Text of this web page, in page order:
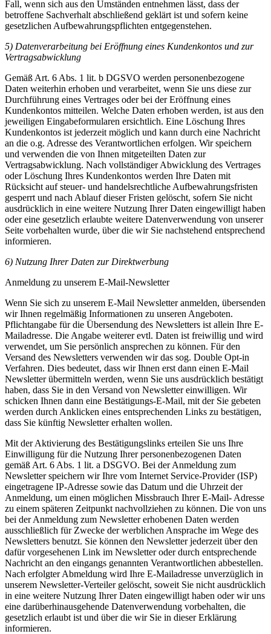
Fall, wenn sich aus den Umständen entnehmen lässt, dass der
betroffene Sachverhalt abschließend geklärt ist und sofern keine
gesetzlichen Aufbewahrungspflichten entgegenstehen.
5) Datenverarbeitung bei Eröffnung eines Kundenkontos und zur
Vertragsabwicklung
Gemäß Art. 6 Abs. 1 lit. b DGSVO werden personenbezogene
Daten weiterhin erhoben und verarbeitet, wenn Sie uns diese zur
Durchführung eines Vertrages oder bei der Eröffnung eines
Kundenkontos mitteilen. Welche Daten erhoben werden, ist aus den
jeweiligen Eingabeformularen ersichtlich. Eine Löschung Ihres
Kundenkontos ist jederzeit möglich und kann durch eine Nachricht
an die o.g. Adresse des Verantwortlichen erfolgen. Wir speichern
und verwenden die von Ihnen mitgeteilten Daten zur
Vertragsabwicklung. Nach vollständiger Abwicklung des Vertrages
oder Löschung Ihres Kundenkontos werden Ihre Daten mit
Rücksicht auf steuer- und handelsrechtliche Aufbewahrungsfristen
gesperrt und nach Ablauf dieser Fristen gelöscht, sofern Sie nicht
ausdrücklich in eine weitere Nutzung Ihrer Daten eingewilligt haben
oder eine gesetzlich erlaubte weitere Datenverwendung von unserer
Seite vorbehalten wurde, über die wir Sie nachstehend entsprechend
informieren.
6) Nutzung Ihrer Daten zur Direktwerbung
Anmeldung zu unserem E-Mail-Newsletter
Wenn Sie sich zu unserem E-Mail Newsletter anmelden, übersenden
wir Ihnen regelmäßig Informationen zu unseren Angeboten.
Pflichtangabe für die Übersendung des Newsletters ist allein Ihre E-
Mailadresse. Die Angabe weiterer evtl. Daten ist freiwillig und wird
verwendet, um Sie persönlich ansprechen zu können. Für den
Versand des Newsletters verwenden wir das sog. Double Opt-in
Verfahren. Dies bedeutet, dass wir Ihnen erst dann einen E-Mail
Newsletter übermitteln werden, wenn Sie uns ausdrücklich bestätigt
haben, dass Sie in den Versand von Newsletter einwilligen. Wir
schicken Ihnen dann eine Bestätigungs-E-Mail, mit der Sie gebeten
werden durch Anklicken eines entsprechenden Links zu bestätigen,
dass Sie künftig Newsletter erhalten wollen.
Mit der Aktivierung des Bestätigungslinks erteilen Sie uns Ihre
Einwilligung für die Nutzung Ihrer personenbezogenen Daten
gemäß Art. 6 Abs. 1 lit. a DSGVO. Bei der Anmeldung zum
Newsletter speichern wir Ihre vom Internet Service-Provider (ISP)
eingetragene IP-Adresse sowie das Datum und die Uhrzeit der
Anmeldung, um einen möglichen Missbrauch Ihrer E-Mail- Adresse
zu einem späteren Zeitpunkt nachvollziehen zu können. Die von uns
bei der Anmeldung zum Newsletter erhobenen Daten werden
ausschließlich für Zwecke der werblichen Ansprache im Wege des
Newsletters benutzt. Sie können den Newsletter jederzeit über den
dafür vorgesehenen Link im Newsletter oder durch entsprechende
Nachricht an den eingangs genannten Verantwortlichen abbestellen.
Nach erfolgter Abmeldung wird Ihre E-Mailadresse unverzüglich in
unserem Newsletter-Verteiler gelöscht, soweit Sie nicht ausdrücklich
in eine weitere Nutzung Ihrer Daten eingewilligt haben oder wir uns
eine darüberhinausgehende Datenverwendung vorbehalten, die
gesetzlich erlaubt ist und über die wir Sie in dieser Erklärung
informieren.